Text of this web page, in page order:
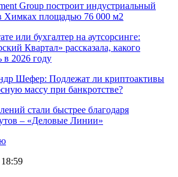
Group построит индустриальный
Химках площадью 76 000 м2
или бухгалтер на аутсорсинге:
Квартал» рассказала, какого
в 2026 году
Шефер: Подлежат ли криптоактивы
массу при банкротстве?
стали быстрее благодаря
– «Деловые Линии»